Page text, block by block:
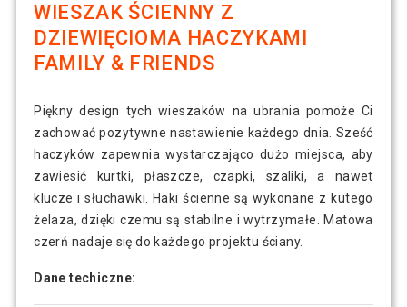
WIESZAK ŚCIENNY Z
DZIEWIĘCIOMA HACZYKAMI
FAMILY & FRIENDS
Piękny design tych wieszaków na ubrania pomoże Ci
zachować pozytywne nastawienie każdego dnia. Sześć
haczyków zapewnia wystarczająco dużo miejsca, aby
zawiesić kurtki, płaszcze, czapki, szaliki, a nawet
klucze i słuchawki. Haki ścienne są wykonane z kutego
żelaza, dzięki czemu są stabilne i wytrzymałe. Matowa
czerń nadaje się do każdego projektu ściany.
Dane techiczne: